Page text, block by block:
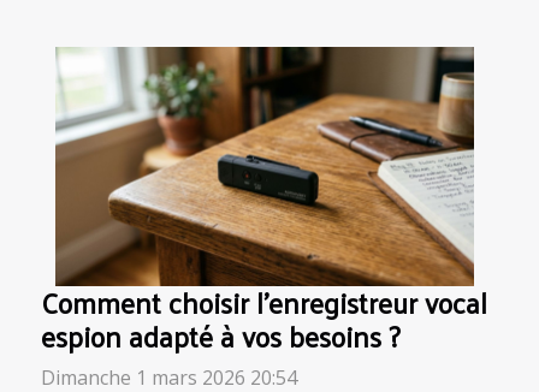
Comment choisir l'enregistreur vocal
espion adapté à vos besoins ?
Dimanche 1 mars 2026 20:54